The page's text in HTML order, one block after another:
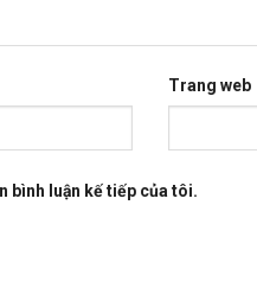
Trang web
bình luận kế tiếp của tôi.